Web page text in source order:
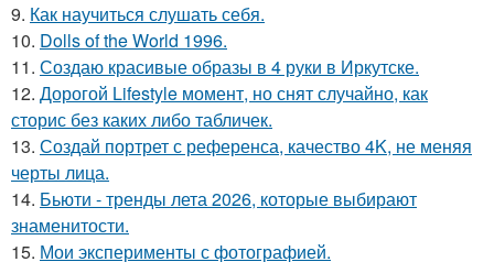
9. Как научиться слушать себя.
10. Dolls of the World 1996.
11. Создаю красивые образы в 4 руки в Иркутске.
12. Дорогой Lifestyle момент, но снят случайно, как
сторис без каких либо табличек.
13. Создай портрет с референса, качество 4K, не меняя
черты лица.
14. Бьюти - тренды лета 2026, которые выбирают
знаменитости.
15. Мои эксперименты с фотографией.